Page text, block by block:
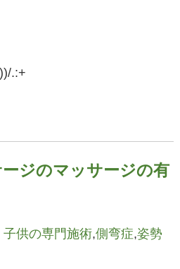
.:+
ジのマッサージの有
子供の専門施術,側弯症,姿勢